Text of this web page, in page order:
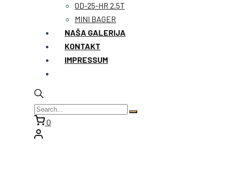
OD-25-HR 2.5T
MINI BAGER
NAŠA GALERIJA
KONTAKT
IMPRESSUM
0